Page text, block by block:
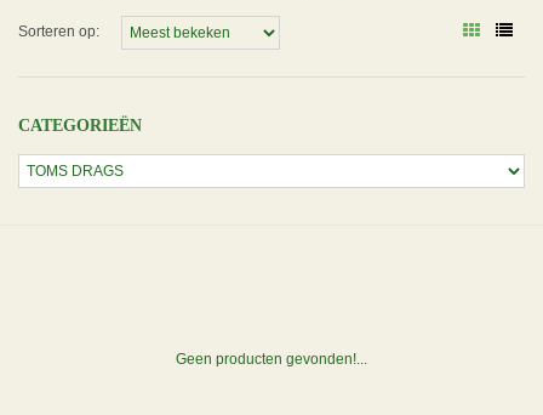
Sorteren op:
CATEGORIEËN
Geen producten gevonden!...